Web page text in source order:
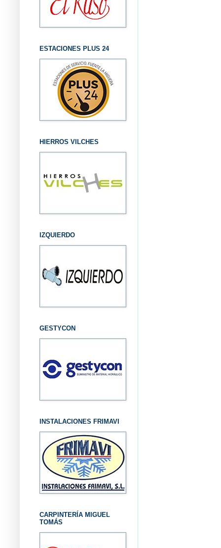
ESTACIONES PLUS 24
HIERROS VILCHES
IZQUIERDO
GESTYCON
INSTALACIONES FRIMAVI
CARPINTERÍA MIGUEL
TOMÁS